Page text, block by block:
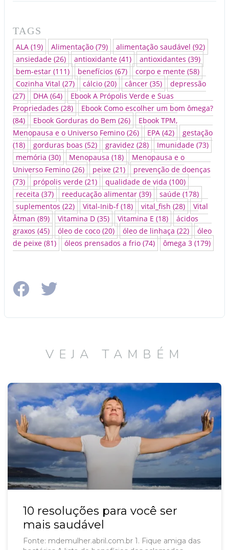
TAGS
ALA (19) Alimentação (79) alimentação saudável (92)
ansiedade (26) antioxidante (41) antioxidantes (39)
bem-estar (111) benefícios (67) corpo e mente (58)
Cozinha Vital (27) cálcio (20) câncer (35)
depressão
(27)
DHA (64)
Ebook A Própolis Verde e Suas
Propriedades (28)
Ebook Como escolher um bom ômega?
(84)
Ebook Gorduras do Bem (26)
Ebook TPM,
Menopausa e o Universo Femino (26) EPA (42)
gestação
(18)
gorduras boas (52) gravidez (28) Imunidade (73)
memória (30) Menopausa (18)
Menopausa e o
Universo Femino (26) peixe (21)
prevenção de doenças
(73)
própolis verde (21) qualidade de vida (100)
receita (37) reeducação alimentar (39) saúde (178)
suplementos (22) Vital-Inib-f(18) vital_fish (28)
Vital
Âtman (89) Vitamina D (35) Vitamina E (18)
ácidos
graxos (45) óleo de coco (20) óleo de linhaça (22)
óleo
de peixe (81) óleos prensados a frio (74) ômega 3 (179)
VEJA TAMBÉM
10 resoluções para você ser
mais saudável
Fonte: mdemulher.abril.com.br 1. Fique amiga das